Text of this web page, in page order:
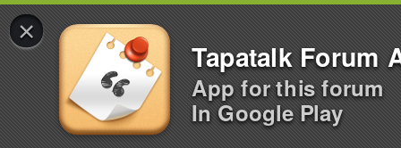
×
Tapatalk Forum
App for this forum
In Google Play